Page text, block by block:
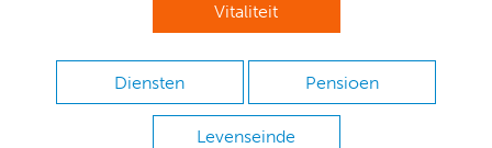
Vitaliteit
Diensten Pensioen
Levenseinde